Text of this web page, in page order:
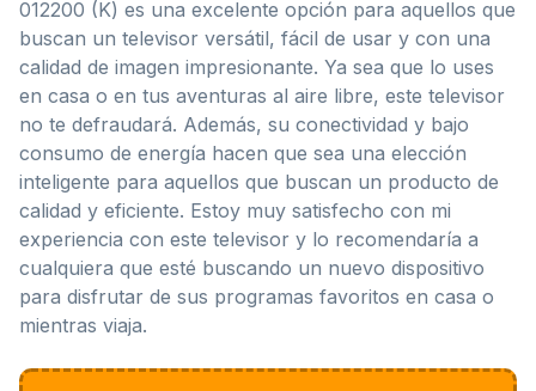
012200 (K) es una excelente opción para aquellos que
buscan un televisor versátil, fácil de usar y con una
calidad de imagen impresionante. Ya sea que lo uses
en casa o en tus aventuras al aire libre, este televisor
no te defraudará. Además, su conectividad y bajo
consumo de energía hacen que sea una elección
inteligente para aquellos que buscan un producto de
calidad y eficiente. Estoy muy satisfecho con mi
experiencia con este televisor y lo recomendaría a
cualquiera que esté buscando un nuevo dispositivo
para disfrutar de sus programas favoritos en casa o
mientras viaja.